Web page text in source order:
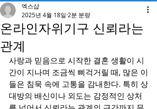
온라인자위기구 신뢰라는
관계
엑스샵
2025년 4월 18일 2분 분량
사랑과 믿음으로 시작한 결혼 생활이 시
간이 지나며 조금씩 삐걱거릴 때, 많은 이
들은 침묵 속에 고통을 감내한다. 특히 상
대방의 배신이나 외도는 감정적인 상처